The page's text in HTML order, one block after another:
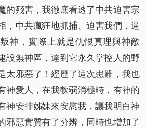
的殘害，我徹底看透了中共迫害宗
，中共瘋狂地抓捕、迫害我們，逼
神，實際上就是仇恨真理與神敵
設無神區，達到它永久掌控人的野
太邪惡了！經歷了這次患難，我也
神愛人，在我軟弱消極時，有神的
神安排姊妹來安慰我，讓我明白神
邪惡實質有了分辨，同時也增加了